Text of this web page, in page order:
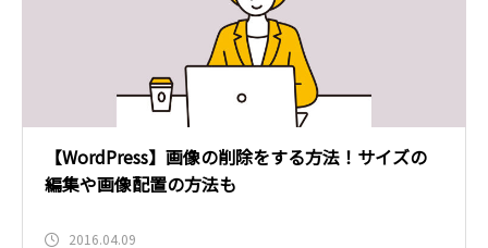
【WordPress】画像の削除をする方法！サイズの
編集や画像配置の方法も
2016.04.09